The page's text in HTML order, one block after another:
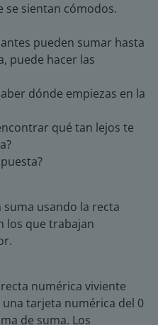
se sientan cómodos.
pueden sumar hasta
puede hacer las
dónde empiezas en la
qué tan lejos te
usando la recta
los que trabajan
numérica viviente
tarjeta numérica del 0
de suma. Los